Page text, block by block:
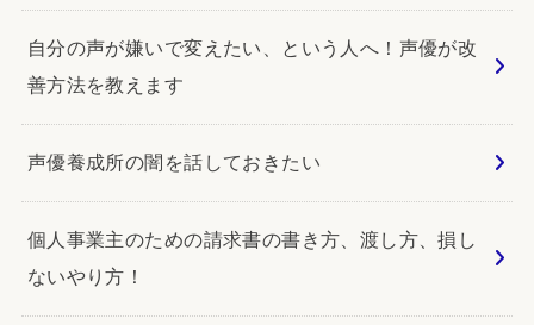
自分の声が嫌いで変えたい、という人へ！声優が改
善方法を教えます
声優養成所の闇を話しておきたい
個人事業主のための請求書の書き方、渡し方、損し
ないやり方！